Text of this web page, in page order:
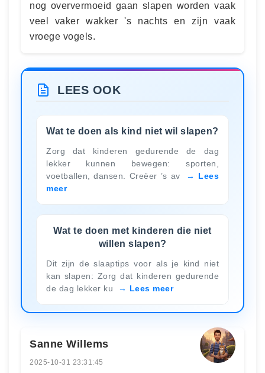
nog oververmoeid gaan slapen worden vaak
veel vaker wakker 's nachts en zijn vaak
vroege vogels.
LEES OOK
Wat te doen als kind niet wil slapen?
Zorg dat kinderen gedurende de dag
lekker kunnen bewegen: sporten,
voetballen, dansen. Creëer ’s av
Lees
meer
Wat te doen met kinderen die niet
willen slapen?
Dit zijn de slaaptips voor als je kind niet
kan slapen: Zorg dat kinderen gedurende
de dag lekker ku
Lees meer
Sanne Willems
2025-10-31 23:31:45